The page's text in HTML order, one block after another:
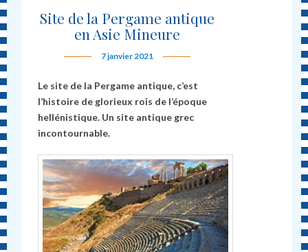
Site de la Pergame antique
en Asie Mineure
7 janvier 2021
Le site de la Pergame antique, c’est
l’histoire de glorieux rois de l’époque
hellénistique. Un site antique grec
incontournable.